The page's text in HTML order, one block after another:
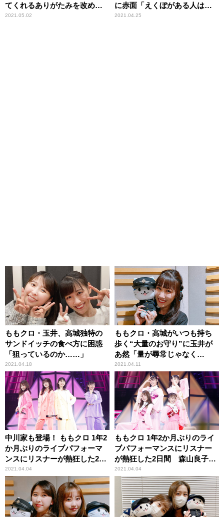
てくれるありがたみを改めて
感じました」
2021.05.02
に赤面「えくぼがある人は忘
れられない人がいて……」
2021.04.25
ももクロ・玉井、高城独特の
サンドイッチの食べ方に困惑
「狙っているのか……」
2021.04.18
ももクロ・高城がいつも持ち
歩く“大量のお守り”に玉井が
あ然「量が尋常じゃなく
て……」
2021.04.11
中川家も登場！ ももクロ 1年2
か月ぶりのライブパフォーマ
ンスにリスナーが熱狂した2日
間 2日目＜表＞レポート！
2021.04.04
ももクロ 1年2か月ぶりのライ
ブパフォーマンスにリスナー
が熱狂した2日間 森山良子も
登場の1日目＜裏＞レポート！
2021.04.04